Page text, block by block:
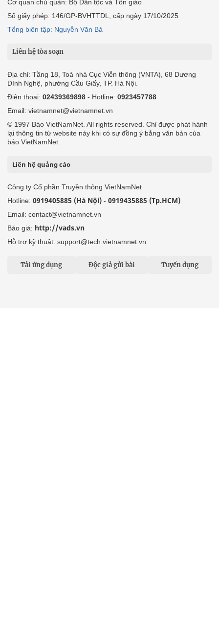
Cơ quan chủ quản: Bộ Dân tộc và Tôn giáo
Số giấy phép: 146/GP-BVHTTDL, cấp ngày 17/10/2025
Tổng biên tập: Nguyễn Văn Bá
Liên hệ tòa soạn
Địa chỉ: Tầng 18, Toà nhà Cục Viễn thông (VNTA), 68 Dương
Đình Nghệ, phường Cầu Giấy, TP. Hà Nội.
Điện thoại: 02439369898 - Hotline: 0923457788
Email: vietnamnet@vietnamnet.vn
© 1997 Báo VietNamNet. All rights reserved. Chỉ được phát hành
lại thông tin từ website này khi có sự đồng ý bằng văn bản của
báo VietNamNet.
Liên hệ quảng cáo
Công ty Cổ phần Truyền thông VietNamNet
Hotline: 0919405885 (Hà Nội) - 0919435885 (Tp.HCM)
Email: contact@vietnamnet.vn
Báo giá: http://vads.vn
Hỗ trợ kỹ thuật: support@tech.vietnamnet.vn
Tải ứng dụng Độc giả gửi bài Tuyển dụng